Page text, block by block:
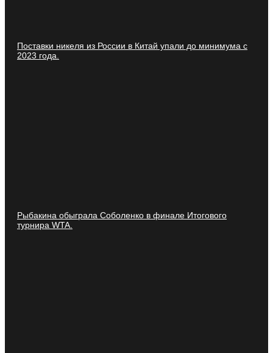
Поставки никеля из России в Китай упали до минимума с
2023 года.
Рыбакина обыграла Соболенко в финале Итогового
турнира WTA.